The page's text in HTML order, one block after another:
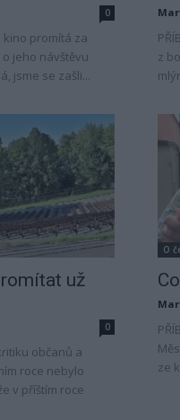
0
kino promítá za
jeho návštěvu
jsme se zašli...
z
už
0
občanů a
roce nebylo
v příštím roce
O
ze